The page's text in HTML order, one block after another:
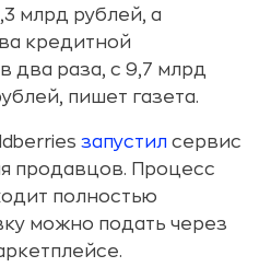
млрд рублей, а
кредитной
два раза, с 9,7 млрд
пишет газета.
запустил сервис
продавцов. Процесс
полностью
можно подать через